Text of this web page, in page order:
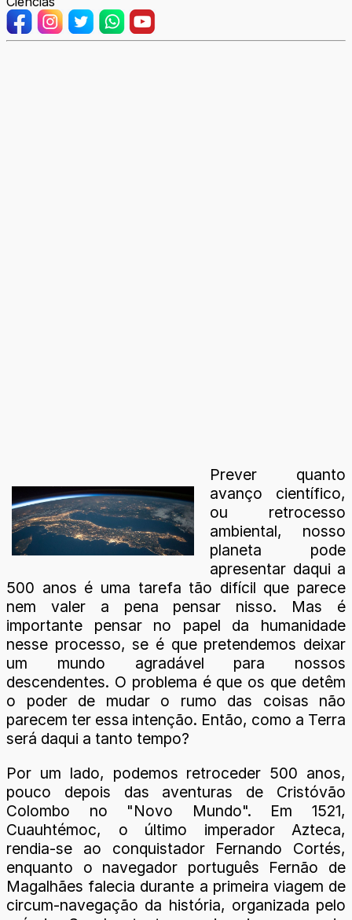
Prever quanto
avanço científico,
ou retrocesso
ambiental, nosso
planeta pode
apresentar daqui a
500 anos é uma tarefa tão difícil que parece
nem valer a pena pensar nisso. Mas é
importante pensar no papel da humanidade
nesse processo, se é que pretendemos deixar
um mundo agradável para nossos
descendentes. O problema é que os que detêm
o poder de mudar o rumo das coisas não
parecem ter essa intenção. Então, como a Terra
será daqui a tanto tempo?
Por um lado, podemos retroceder 500 anos,
pouco depois das aventuras de Cristóvão
Colombo no "Novo Mundo". Em 1521,
Cuauhtémoc, o último imperador Azteca,
rendia-se ao conquistador Fernando Cortés,
enquanto o navegador português Fernão de
Magalhães falecia durante a primeira viagem de
circum-navegação da história, organizada pelo